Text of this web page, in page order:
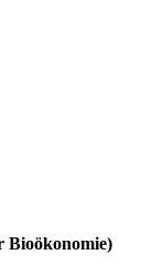
Bioökonomie)